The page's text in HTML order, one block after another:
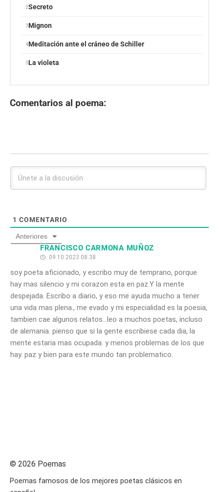
Secreto
Mignon
Meditación ante el cráneo de Schiller
La violeta
Comentarios al poema:
1 COMENTARIO
Anteriores
FRANCISCO CARMONA MUÑOZ
09.10.2023 08:38
soy poeta aficionado, y escribo muy de temprano, porque
hay mas silencio y mi corazon esta en paz.Y la mente
despejada. Escribo a diario, y eso me ayuda mucho a tener
una vida mas plena., me evado y mi especialidad es la poesia,
tambien cae algunos relatos…leo a muchos poetas, incluso
de alemania. pienso que si la gente escribiese cada dia, la
mente estaria mas ocupada. y menos problemas de los que
hay. paz y bien para este mundo tan problematico.
© 2026 Poemas
Poemas famosos de los mejores poetas clásicos en